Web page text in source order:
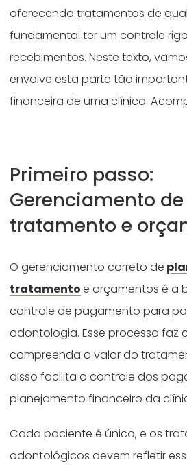
oferecendo tratamentos de
fundamental ter um controle
recebimentos. Neste texto,
envolve esta parte tão
financeira de uma clínica.
Primeiro passo:
Gerenciamento
tratamento e
O gerenciamento correto de
tratamentoe orçamentos é a
controle de pagamento para
odontologia. Esse processo faz
compreenda o valor do
disso facilita o controle dos
planejamento financeiro da
Cada paciente é único, e os
odontológicos devem refletir